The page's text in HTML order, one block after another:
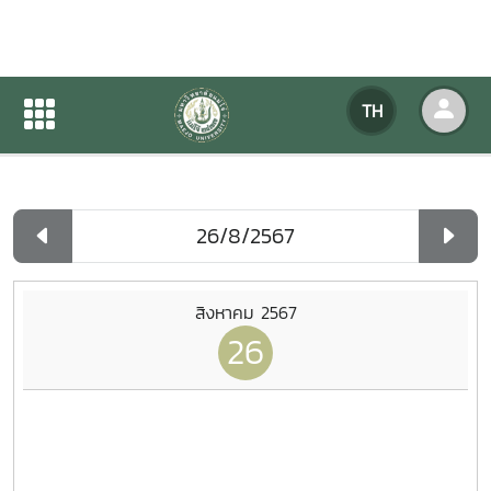
TH
ปฏิทินกิจกรรมของหน่วยงาน
ปฏิทินกิจกรรมของหน่วยงาน
สิงหาคม 2567
26